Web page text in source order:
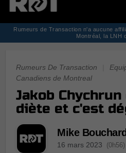
Rumeurs de Transaction n'a aucune
Montréal, la LNH
Rumeurs De Transaction
Canadiens de Montreal
Jakob
diète et c'est
Mike
16 mars 2023 (0h56)